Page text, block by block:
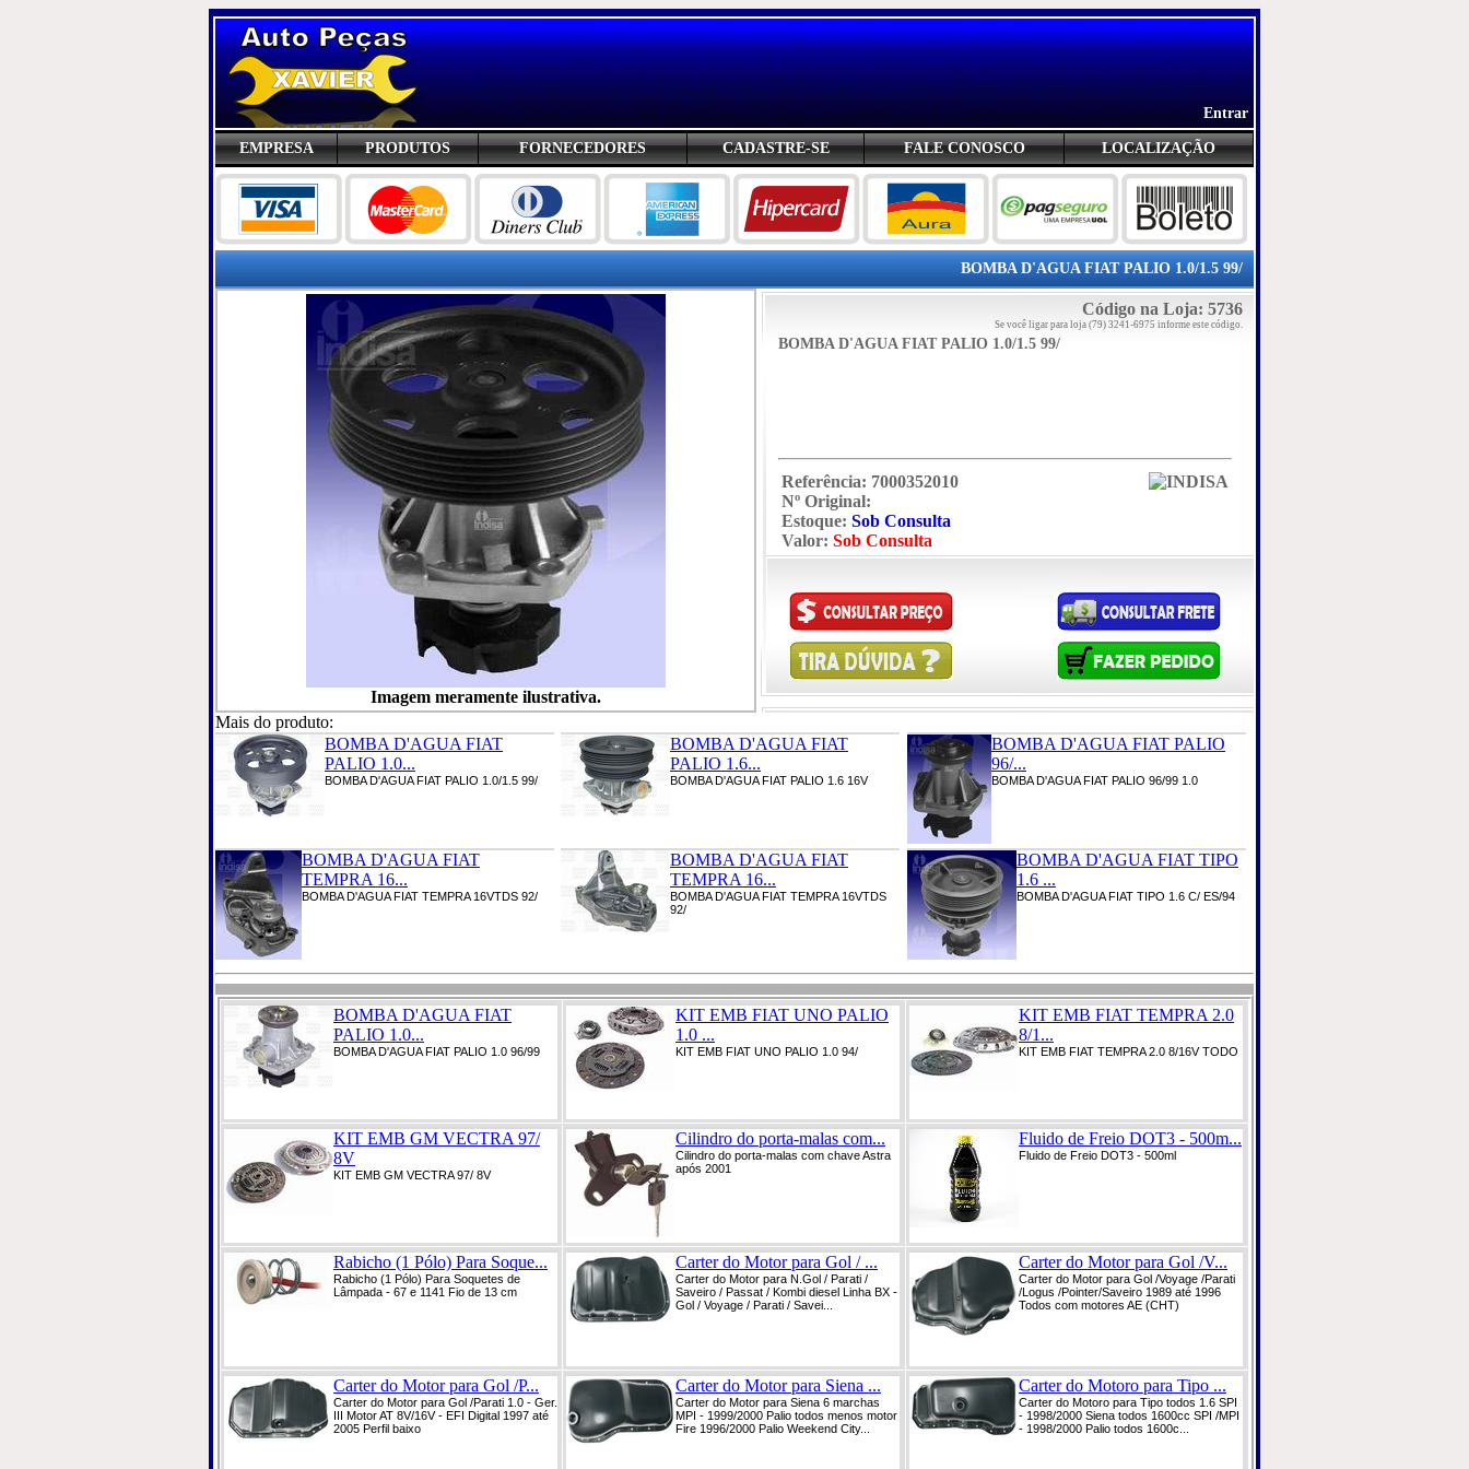
Entrar
EMPRESA PRODUTOS FORNECEDORES CADASTRE-SE FALE CONOSCO LOCALIZAÇÃO
BOMBA D'AGUA FIAT PALIO 1.0/1.5 99/
Imagem meramente ilustrativa.
Código na Loja: 5736
Se você ligar para loja (79) 3241-6975 informe este código.
BOMBA D'AGUA FIAT PALIO 1.0/1.5 99/
Referência: 7000352010
Nº Original:
Estoque: Sob Consulta
Valor: Sob Consulta
Mais do produto:
BOMBA D'AGUA FIAT
PALIO 1.0...
BOMBA D'AGUA FIAT PALIO 1.0/1.5 99/
BOMBA D'AGUA FIAT
PALIO 1.6...
BOMBA D'AGUA FIAT PALIO 1.6 16V
BOMBA D'AGUA FIAT PALIO
96/...
BOMBA D'AGUA FIAT PALIO 96/99 1.0
BOMBA D'AGUA FIAT
TEMPRA 16...
BOMBA D'AGUA FIAT TEMPRA 16VTDS 92/
BOMBA D'AGUA FIAT
TEMPRA 16...
BOMBA D'AGUA FIAT TEMPRA 16VTDS
92/
BOMBA D'AGUA FIAT TIPO
1.6 ...
BOMBA D'AGUA FIAT TIPO 1.6 C/ ES/94
BOMBA D'AGUA FIAT
PALIO 1.0...
BOMBA D'AGUA FIAT PALIO 1.0 96/99
KIT EMB FIAT UNO PALIO
1.0 ...
KIT EMB FIAT UNO PALIO 1.0 94/
KIT EMB FIAT TEMPRA 2.0
8/1...
KIT EMB FIAT TEMPRA 2.0 8/16V TODO
KIT EMB GM VECTRA 97/
8V
KIT EMB GM VECTRA 97/ 8V
Cilindro do porta-malas com...
Cilindro do porta-malas com chave Astra
após 2001
Fluido de Freio DOT3 - 500m...
Fluido de Freio DOT3 - 500ml
Rabicho (1 Pólo) Para Soque...
Rabicho (1 Pólo) Para Soquetes de
Lâmpada - 67 e 1141 Fio de 13 cm
Carter do Motor para Gol / ...
Carter do Motor para N.Gol / Parati /
Saveiro / Passat / Kombi diesel Linha BX -
Gol / Voyage / Parati / Savei...
Carter do Motor para Gol /V...
Carter do Motor para Gol /Voyage /Parati
/Logus /Pointer/Saveiro 1989 até 1996
Todos com motores AE (CHT)
Carter do Motor para Gol /P...
Carter do Motor para Gol /Parati 1.0 - Ger.
III Motor AT 8V/16V - EFI Digital 1997 até
2005 Perfil baixo
Carter do Motor para Siena ...
Carter do Motor para Siena 6 marchas
MPI - 1999/2000 Palio todos menos motor
Fire 1996/2000 Palio Weekend City...
Carter do Motoro para Tipo ...
Carter do Motoro para Tipo todos 1.6 SPI
- 1998/2000 Siena todos 1600cc SPI /MPI
- 1998/2000 Palio todos 1600c...